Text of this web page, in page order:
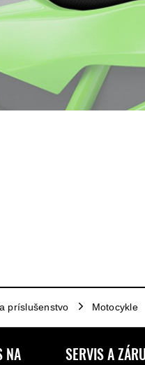
príslušenstvo Motocykle
NA SERVIS A